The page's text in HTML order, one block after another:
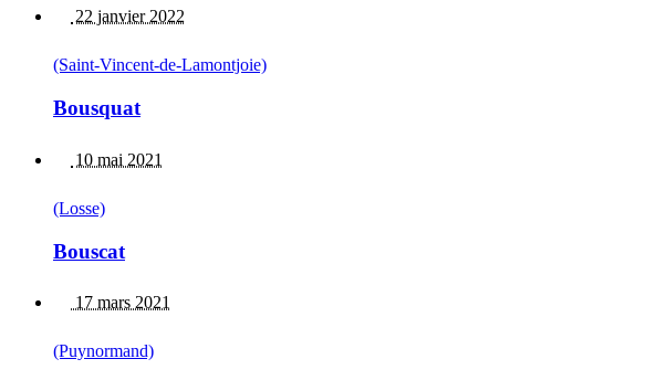
22 janvier 2022
(Saint-Vincent-de-Lamontjoie)
Bousquat
10 mai 2021
(Losse)
Bouscat
17 mars 2021
(Puynormand)